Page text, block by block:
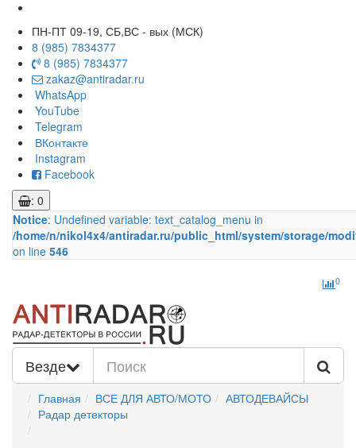
ПН-ПТ 09-19, СБ,ВС - вых (МСК)
8 (985) 7834377
8 (985) 7834377
zakaz@antiradar.ru
WhatsApp
YouTube
Telegram
ВКонтакте
Instagram
Facebook
: 0
Notice: Undefined variable: text_catalog_menu in
/home/n/nikol4x4/antiradar.ru/public_html/system/storage/
on line 546
0
Везде
Главная ВСЕ ДЛЯ АВТО/МОТО
АВТОДЕВАЙСЫ
Радар детекторы